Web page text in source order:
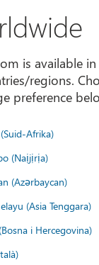
is available
regions.
preference
Afrika)
(Naịjịrịa)
(Azərbaycan)
(Asia Tenggara)
i Hercegovina)